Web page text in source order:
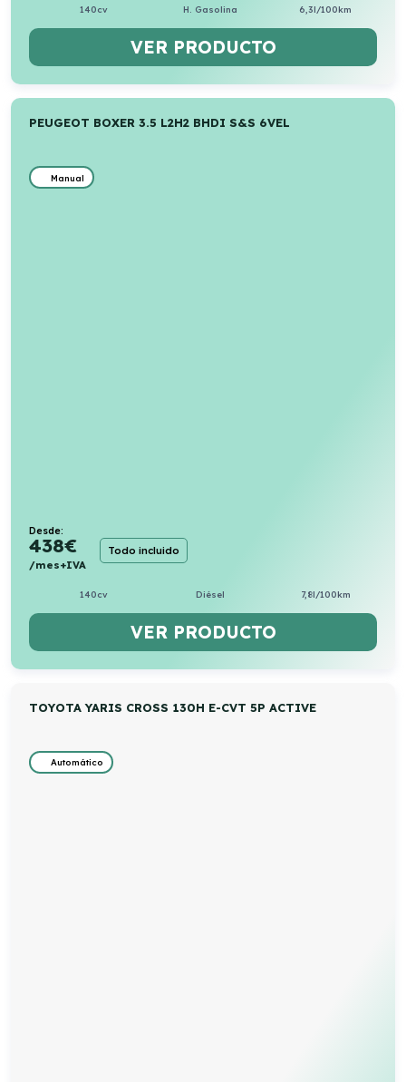
140cv H. Gasolina 6,3l/100km
VER PRODUCTO
PEUGEOT BOXER 3.5 L2H2 BHDI S&S 6VEL
Manual
Desde:
438€
/mes+IVA
Todo incluido
140cv Diésel 7,8l/100km
VER PRODUCTO
TOYOTA YARIS CROSS 130H E-CVT 5P ACTIVE
Automático